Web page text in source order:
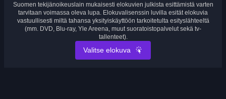
Suomen tekijänoikeuslain mukaisesti elokuvien julkista esittämistä varten
tarvitaan voimassa oleva lupa. Elokuvalisenssin luvilla esität elokuvia
vastuullisesti miltä tahansa yksityiskäyttöön tarkoitetulta esityslähteeltä
(mm. DVD, Blu-ray, Yle Areena, muut suoratoistopalvelut sekä tv-
tallenteet).
Valitse elokuva